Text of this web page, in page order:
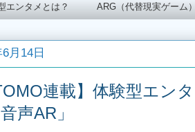
エンタメとは？ ARG（代替現実ゲーム
月14日
連載】体験型エ
声AR」